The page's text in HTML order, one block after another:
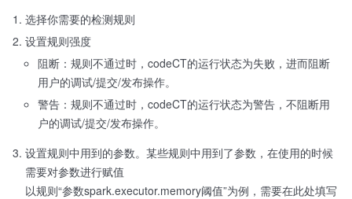
选择你需要的检测规则
设置规则强度
阻断：规则不通过时，codeCT的运行状态为失败，进而阻断
用户的调试/提交/发布操作。
警告：规则不通过时，codeCT的运行状态为警告，不阻断用
户的调试/提交/发布操作。
设置规则中用到的参数。某些规则中用到了参数，在使用的时候
需要对参数进行赋值
以规则“参数spark.executor.memory阈值”为例，需要在此处填写